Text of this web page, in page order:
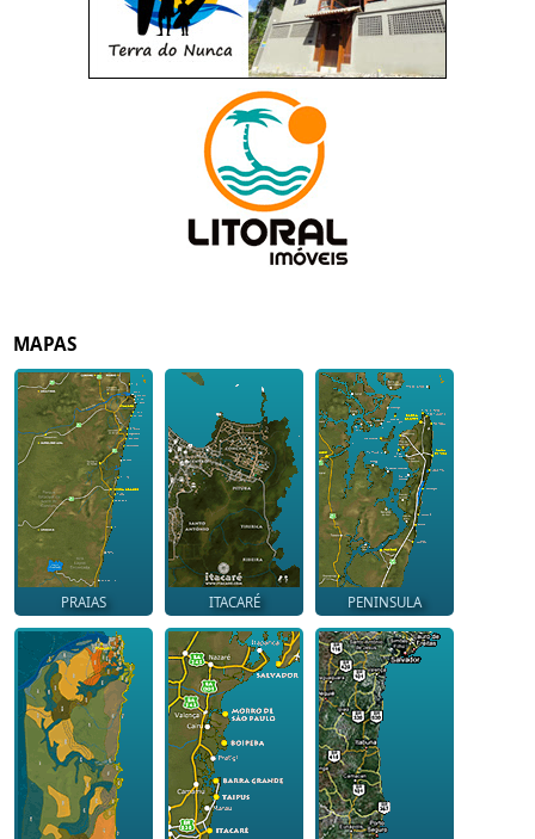
MAPAS
PRAIAS ITACARÉ PENINSULA